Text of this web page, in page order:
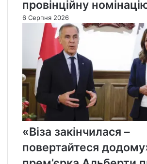
провінційну
6 Серпня 2026
«Віза закінчилася –
повертайтеся